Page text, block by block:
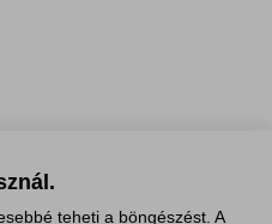
teheti a böngészést. A